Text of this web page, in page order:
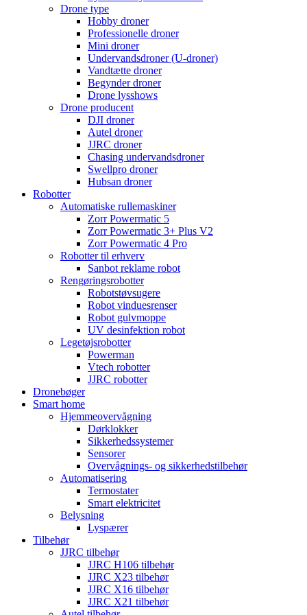
Drone type
Hobby droner
Professionelle droner
Mini droner
Undervandsdroner (U-droner)
Vandtætte droner
Begynder droner
Drone lysshows
Drone producent
DJI droner
Autel droner
JJRC droner
Chasing undervandsdroner
Swellpro droner
Hubsan droner
Robotter
Automatiske rullemaskiner
Zorr Powermatic 5
Zorr Powermatic 3+ Plus V2
Zorr Powermatic 4 Pro
Robotter til erhverv
Sanbot reklame robot
Rengøringsrobotter
Robotstøvsugere
Robot vinduesrenser
Robot gulvmoppe
UV desinfektion robot
Legetøjsrobotter
Powerman
Vtech robotter
JJRC robotter
Dronebøger
Smart home
Hjemmeovervågning
Dørklokker
Sikkerhedssystemer
Sensorer
Overvågnings- og sikkerhedstilbehør
Automatisering
Termostater
Smart elektricitet
Belysning
Lyspærer
Tilbehør
JJRC tilbehør
JJRC H106 tilbehør
JJRC X23 tilbehør
JJRC X16 tilbehør
JJRC X21 tilbehør